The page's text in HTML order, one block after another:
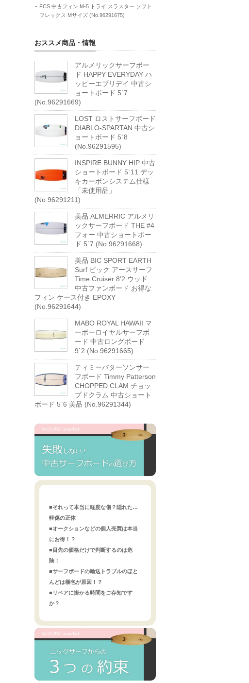
FCS 中古フィン M-5 トライ スラスター ソフト
フレックス Mサイズ (No.96291675)
おススメ商品・情報
アルメリックサーフボー
ド HAPPY EVERYDAY ハ
ッピーエブリデイ 中古シ
ョートボード 5`7
(No.96291669)
LOST ロストサーフボード
DIABLO-SPARTAN 中古シ
ョートボード 5`8
(No.96291595)
INSPIRE BUNNY HIP 中古
ショートボード 5`11 デッ
キカーボンシステム仕様
「未使用品」
(No.96291211)
美品 ALMERRIC アルメリ
ックサーフボード THE #4
フォー 中古ショートボー
ド 5`7 (No.96291668)
美品 BIC SPORT EARTH
Surf ビック アースサーフ
Time Cruiser 8’2 ウッド
中古ファンボード お得な
フィン ケース付き EPOXY
(No.96291644)
MABO ROYAL HAWAII マ
ーボーロイヤルサーフボ
ード 中古ロングボード
9`2 (No.96291665)
ティミーパターソンサー
フボード Timmy Patterson
CHOPPED CLAM チョッ
プドクラム 中古ショート
ボード 5`6 美品 (No.96291344)
■それって本当に軽度な傷？隠れた…
軽傷の正体
■オークションなどの個人売買は本当
にお得！？
■目先の価格だけで判断するのは危
険！
■サーフボードの輸送トラブルのほと
んどは梱包が原因！？
■リペアに掛かる時間をご存知です
か？